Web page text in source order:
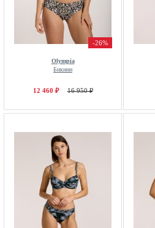
-26%
Olympia
Бикини
12 460 ₽ 16 950 ₽